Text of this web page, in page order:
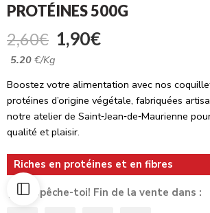
PROTÉINES 500G
2,60€ 1,90€
5.20 €/Kg
Boostez votre alimentation avec nos
protéines d’origine végétale, fabriquées
notre atelier de Saint‑Jean‑de‑Maurienne
qualité et plaisir.
Riches en protéines et en fibres
Dépêche-toi! Fin de la vente dans :